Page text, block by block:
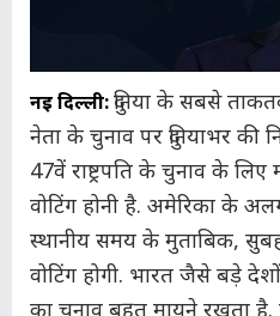
नई दिल्ली:दुनिया के सबसे
नेता के चुनाव पर दुनियाभर की
47वें राष्ट्रपति के चुनाव के
वोटिंग होनी है. अमेरिका के
स्थानीय समय के मुताबिक,
वोटिंग होगी. भारत जैसे बड़े
का चुनाव बहुत मायने रखता है.